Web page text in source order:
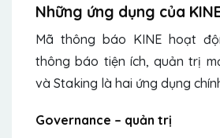
Những ứng dụng của
Mã thông báo KINE hoạt
thông báo tiện ích, quản trị
và Staking là hai ứng dụng
Governance – quản trị